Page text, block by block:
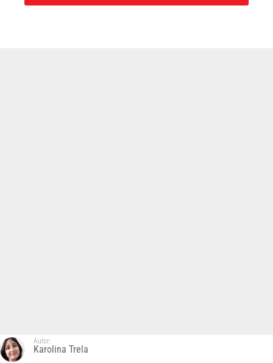
Autor:
Karolina Trela